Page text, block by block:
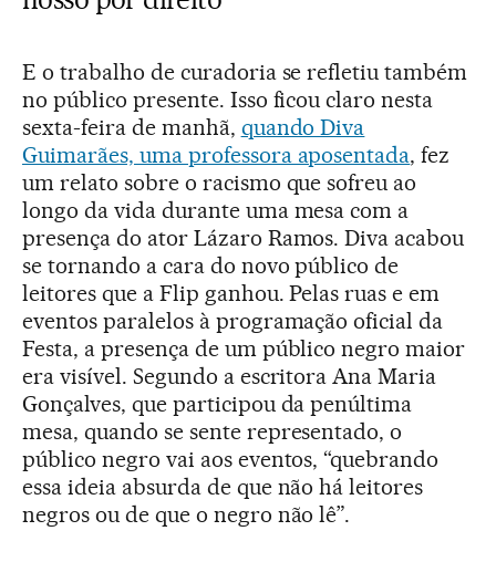
E o trabalho de curadoria se refletiu também
no público presente. Isso ficou claro nesta
sexta-feira de manhã, quando Diva
Guimarães, uma professora aposentada, fez
um relato sobre o racismo que sofreu ao
longo da vida durante uma mesa com a
presença do ator Lázaro Ramos. Diva acabou
se tornando a cara do novo público de
leitores que a Flip ganhou. Pelas ruas e em
eventos paralelos à programação oficial da
Festa, a presença de um público negro maior
era visível. Segundo a escritora Ana Maria
Gonçalves, que participou da penúltima
mesa, quando se sente representado, o
público negro vai aos eventos, “quebrando
essa ideia absurda de que não há leitores
negros ou de que o negro não lê”.